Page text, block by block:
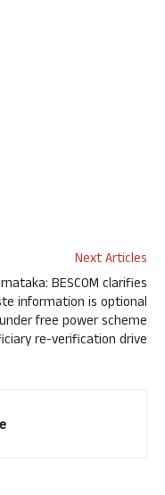
Next Articles
BESCOM clarifies
information is optional
under free power scheme
re-verification drive